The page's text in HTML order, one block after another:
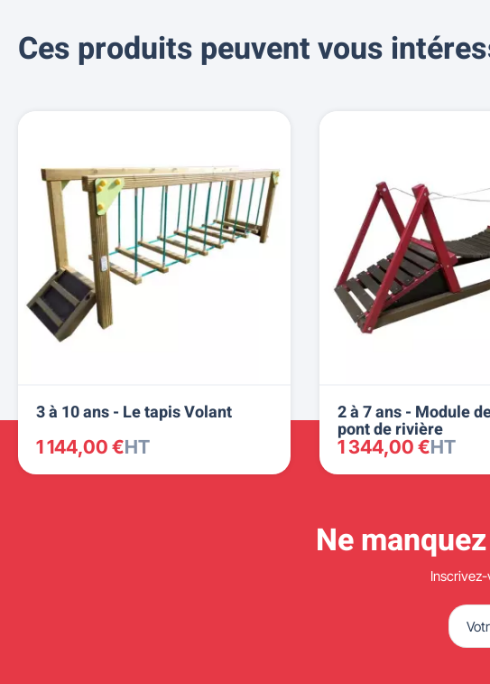
Ces produits peuvent vous
3 à 10 ans - Le tapis Volant
1 144,00 €HT
2 à 7 ans - Module
pont de rivière
1 344,00 €HT
Ne